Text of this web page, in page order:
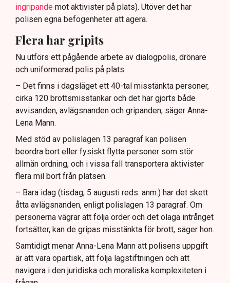
ingripande mot aktivister på plats). Utöver det har
polisen egna befogenheter att agera.
Flera har gripits
Nu utförs ett pågående arbete av dialogpolis, drönare
och uniformerad polis på plats.
– Det finns i dagsläget ett 40-tal misstänkta personer,
cirka 120 brottsmisstankar och det har gjorts både
avvisanden, avlägsnanden och gripanden, säger Anna-
Lena Mann.
Med stöd av polislagen 13 paragraf kan polisen
beordra bort eller fysiskt flytta personer som stör
allmän ordning, och i vissa fall transportera aktivister
flera mil bort från platsen.
– Bara idag (tisdag, 5 augusti reds. anm.) har det skett
åtta avlägsnanden, enligt polislagen 13 paragraf. Om
personerna vägrar att följa order och det olaga intrånget
fortsätter, kan de gripas misstänkta för brott, säger hon.
Samtidigt menar Anna-Lena Mann att polisens uppgift
är att vara opartisk, att följa lagstiftningen och att
navigera i den juridiska och moraliska komplexiteten i